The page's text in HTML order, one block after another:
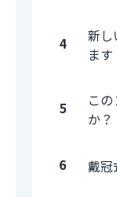
4
新し
ま
5
こ
か
6 戴冠